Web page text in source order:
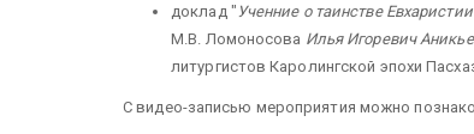
доклад " Ученние о таинстве
М.В. Ломоносова Илья Игоревич
литургистов Каролингской эпохи
С видео-записью мероприятия можно